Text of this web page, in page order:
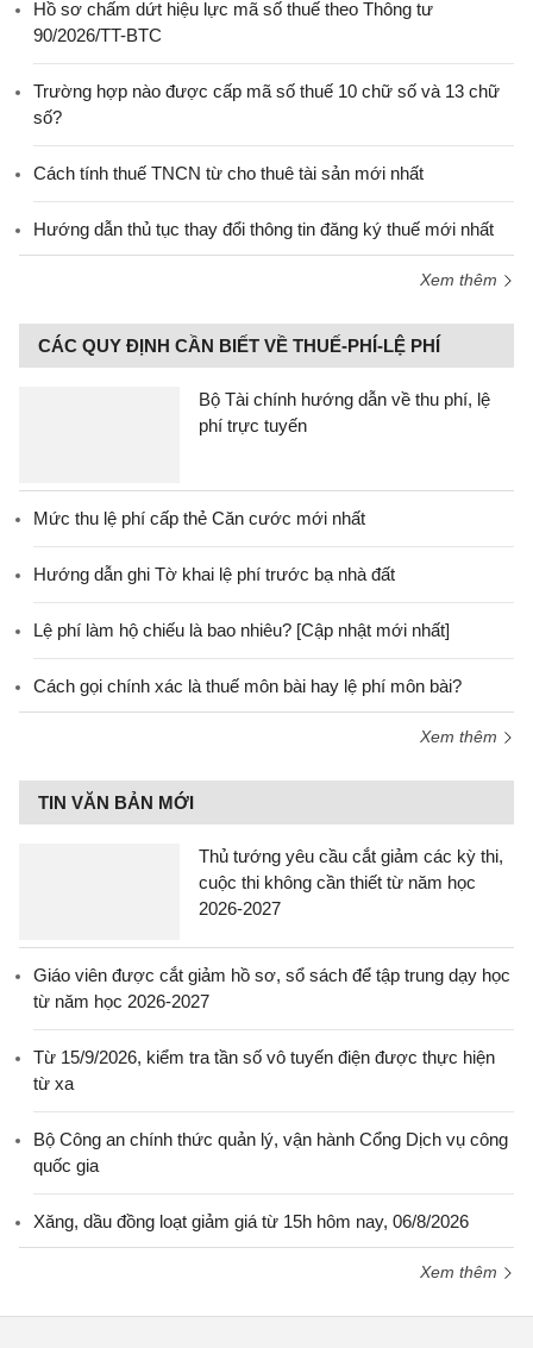
Hồ sơ chấm dứt hiệu lực mã số thuế theo Thông tư
90/2026/TT-BTC
Trường hợp nào được cấp mã số thuế 10 chữ số và 13 chữ
số?
Cách tính thuế TNCN từ cho thuê tài sản mới nhất
Hướng dẫn thủ tục thay đổi thông tin đăng ký thuế mới nhất
Xem thêm
CÁC QUY ĐỊNH CẦN BIẾT VỀ THUẾ-PHÍ-LỆ PHÍ
Bộ Tài chính hướng dẫn về thu phí, lệ
phí trực tuyến
Mức thu lệ phí cấp thẻ Căn cước mới nhất
Hướng dẫn ghi Tờ khai lệ phí trước bạ nhà đất
Lệ phí làm hộ chiếu là bao nhiêu? [Cập nhật mới nhất]
Cách gọi chính xác là thuế môn bài hay lệ phí môn bài?
Xem thêm
TIN VĂN BẢN MỚI
Thủ tướng yêu cầu cắt giảm các kỳ thi,
cuộc thi không cần thiết từ năm học
2026-2027
Giáo viên được cắt giảm hồ sơ, sổ sách để tập trung dạy học
từ năm học 2026-2027
Từ 15/9/2026, kiểm tra tần số vô tuyến điện được thực hiện
từ xa
Bộ Công an chính thức quản lý, vận hành Cổng Dịch vụ công
quốc gia
Xăng, dầu đồng loạt giảm giá từ 15h hôm nay, 06/8/2026
Xem thêm